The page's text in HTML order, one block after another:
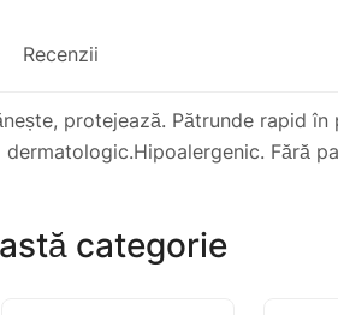
Recenzii
protejează. Pătrunde rapid
Fără
categorie